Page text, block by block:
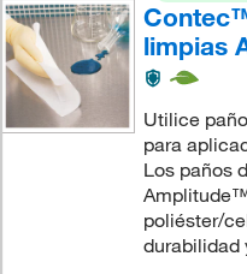
limpias
Utilice
para
Los paños
poliéster/
durabilidad